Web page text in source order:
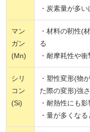
・炭素量が多
マン
ガン
(Mn)
・材料の靭性(
る
・耐摩耗性や
シリ
コン
(Si)
・塑性変形(物
た際の変形)強
・耐熱性にも
・量が多くな